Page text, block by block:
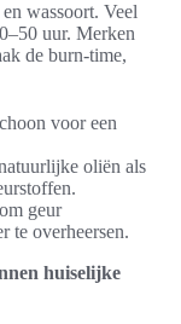
wassoort. Veel
uur. Merken
de burn-time,
voor een
oliën als
geur
te overheersen.
huiselijke